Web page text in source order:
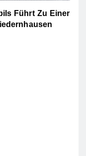
Führt Zu Einer